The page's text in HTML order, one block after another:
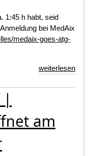
1:45 h habt, seid
bei MedAix
medaix-goes-atg-
weiterlesen
|
am